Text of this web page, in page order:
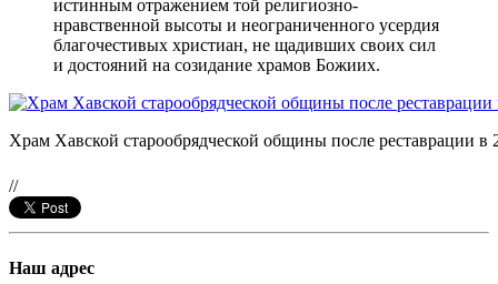
истинным отражением той религиозно-
нравственной высоты и неограниченного усердия
благочестивых христиан, не щадивших своих сил
и достояний на созидание храмов Божиих.
Храм Хавской старообрядческой общины после реставрации в
//
Наш адрес